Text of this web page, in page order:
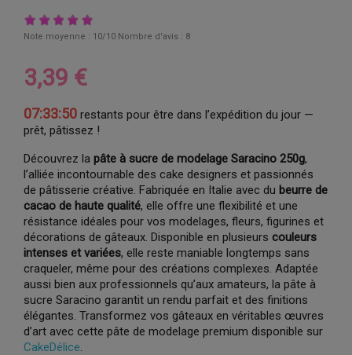
Note moyenne : 10/10 Nombre d'avis : 8
3,39 €
07:33:49 restants pour être dans l’expédition du jour —
prêt, pâtissez !
Découvrez la pâte à sucre de modelage Saracino 250g,
l’alliée incontournable des cake designers et passionnés
de pâtisserie créative. Fabriquée en Italie avec du beurre de
cacao de haute qualité, elle offre une flexibilité et une
résistance idéales pour vos modelages, fleurs, figurines et
décorations de gâteaux. Disponible en plusieurs couleurs
intenses et variées, elle reste maniable longtemps sans
craqueler, même pour des créations complexes. Adaptée
aussi bien aux professionnels qu’aux amateurs, la pâte à
sucre Saracino garantit un rendu parfait et des finitions
élégantes. Transformez vos gâteaux en véritables œuvres
d’art avec cette pâte de modelage premium disponible sur
CakeDélice.